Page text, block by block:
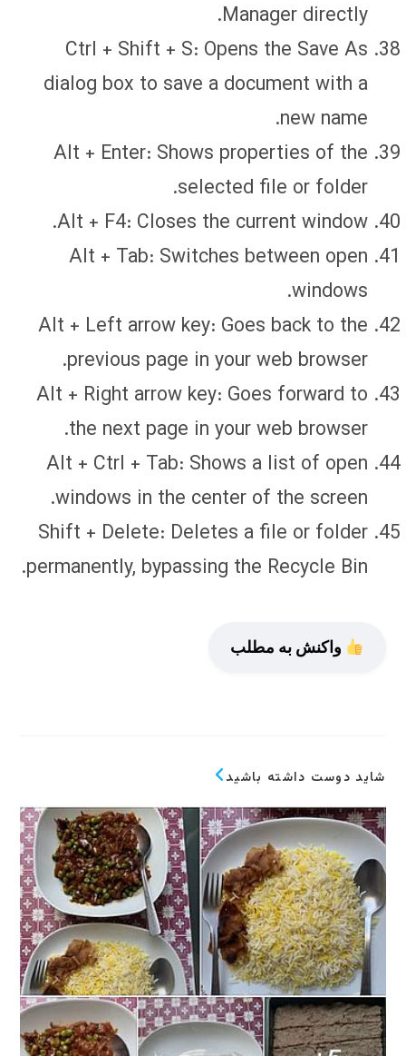
Manager directly.
Ctrl + Shift + S: Opens the Save As
dialog box to save a document with a
new name.
Alt + Enter: Shows properties of the
selected file or folder.
Alt + F4: Closes the current window.
Alt + Tab: Switches between open
windows.
Alt + Left arrow key: Goes back to the
previous page in your web browser.
Alt + Right arrow key: Goes forward to
the next page in your web browser.
Alt + Ctrl + Tab: Shows a list of open
windows in the center of the screen.
Shift + Delete: Deletes a file or folder
permanently, bypassing the Recycle Bin.
واکنش به مطلب
شاید دوست داشته باشید